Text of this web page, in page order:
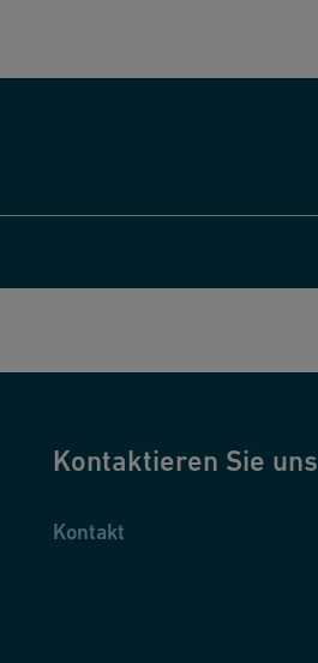
Kontaktieren Sie uns
Kontakt